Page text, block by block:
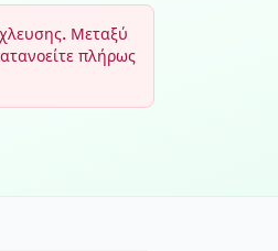
Μεταξύ
πλήρως